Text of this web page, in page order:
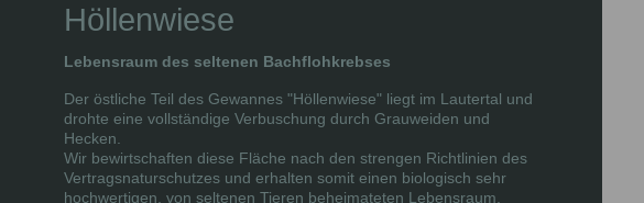
Höllenwiese
Lebensraum des seltenen Bachflohkrebses
Der östliche Teil des Gewannes "Höllenwiese" liegt im Lautertal und
drohte eine vollständige Verbuschung durch Grauweiden und
Hecken.
Wir bewirtschaften diese Fläche nach den strengen Richtlinien des
Vertragsnaturschutzes und erhalten somit einen biologisch sehr
hochwertigen, von seltenen Tieren beheimateten Lebensraum.